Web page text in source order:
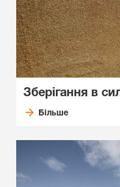
Зберігання в
Більше